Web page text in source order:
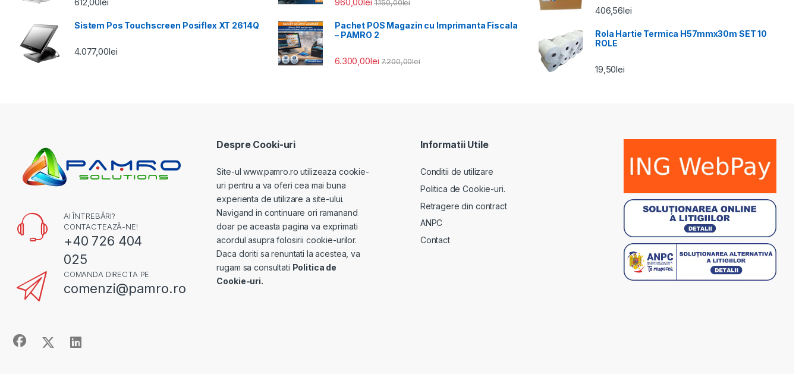
Sistem Pos Touchscreen Posiflex XT 2614Q
4.077,00lei
1.150,00lei
Pachet POS Magazin cu Imprimanta Fiscala
– PAMRO 2
6.300,00lei 7.200,00lei
Evaluat la
5.00din 5
406,56lei
Rola Hartie Termica H57mmx30m SET 10
ROLE
19,50lei
AI ÎNTREBĂRI?
CONTACTEAZĂ-NE!
+40 726 404
025
COMANDA DIRECTA PE
comenzi@pamro.ro
Despre Cooki-uri
Site-ul www.pamro.ro utilizeaza cookie-
uri pentru a va oferi cea mai buna
experienta de utilizare a site-ului.
Navigand in continuare ori ramanand
doar pe aceasta pagina va exprimati
acordul asupra folosirii cookie-urilor.
Daca doriti sa renuntati la acestea, va
rugam sa consultati Politica de
Cookie-uri.
Informatii Utile
Conditii de utilizare
Politica de Cookie-uri.
Retragere din contract
ANPC
Contact